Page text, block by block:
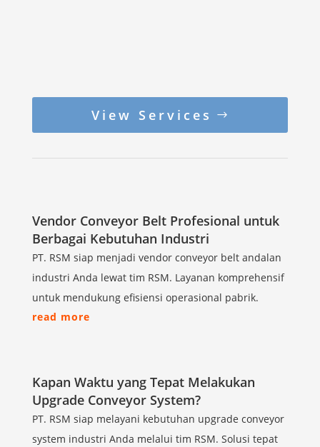
View Services
Vendor Conveyor Belt Profesional untuk
Berbagai Kebutuhan Industri
PT. RSM siap menjadi vendor conveyor belt andalan
industri Anda lewat tim RSM. Layanan komprehensif
untuk mendukung efisiensi operasional pabrik.
read more
Kapan Waktu yang Tepat Melakukan
Upgrade Conveyor System?
PT. RSM siap melayani kebutuhan upgrade conveyor
system industri Anda melalui tim RSM. Solusi tepat